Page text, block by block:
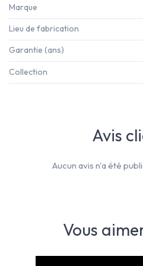
Marque
Lieu de fabrication
Garantie (ans)
Collection
Vous
Avis
Aucun avis n'a été